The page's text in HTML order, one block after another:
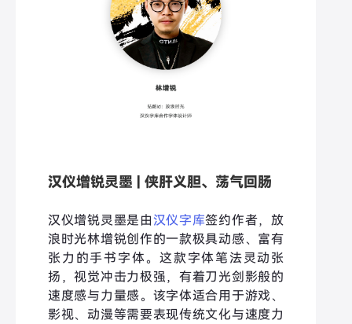
汉仪增锐灵墨 | 侠肝义胆、荡气回肠
汉仪增锐灵墨是由汉仪字库签约作者，放
浪时光林增锐创作的一款极具动感、富有
张力的手书字体。这款字体笔法灵动张
扬，视觉冲击力极强，有着刀光剑影般的
速度感与力量感。该字体适合用于游戏、
影视、动漫等需要表现传统文化与速度力